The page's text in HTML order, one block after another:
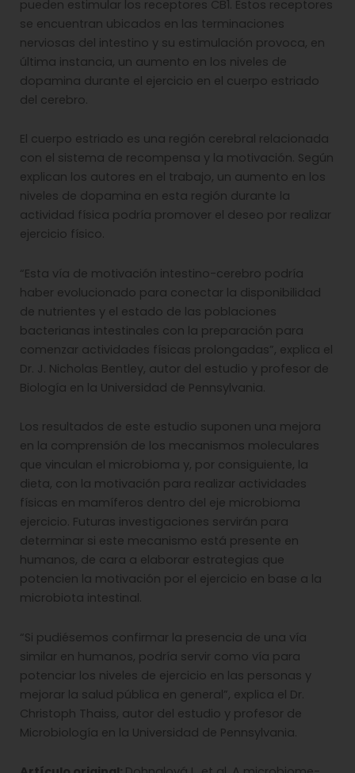
pueden estimular los receptores CB1. Estos receptores
se encuentran ubicados en las terminaciones
nerviosas del intestino y su estimulación provoca, en
última instancia, un aumento en los niveles de
dopamina durante el ejercicio en el cuerpo estriado
del cerebro.
El cuerpo estriado es una región cerebral relacionada
con el sistema de recompensa y la motivación. Según
explican los autores en el trabajo, un aumento en los
niveles de dopamina en esta región durante la
actividad física podría promover el deseo por realizar
ejercicio físico.
“Esta vía de motivación intestino-cerebro podría
haber evolucionado para conectar la disponibilidad
de nutrientes y el estado de las poblaciones
bacterianas intestinales con la preparación para
comenzar actividades físicas prolongadas”, explica el
Dr. J. Nicholas Bentley, autor del estudio y profesor de
Biología en la Universidad de Pennsylvania.
Los resultados de este estudio suponen una mejora
en la comprensión de los mecanismos moleculares
que vinculan el microbioma y, por consiguiente, la
dieta, con la motivación para realizar actividades
físicas en mamíferos dentro del eje microbioma
ejercicio. Futuras investigaciones servirán para
determinar si este mecanismo está presente en
humanos, de cara a elaborar estrategias que
potencien la motivación por el ejercicio en base a la
microbiota intestinal.
“Si pudiésemos confirmar la presencia de una vía
similar en humanos, podría servir como vía para
potenciar los niveles de ejercicio en las personas y
mejorar la salud pública en general”, explica el Dr.
Christoph Thaiss, autor del estudio y profesor de
Microbiología en la Universidad de Pennsylvania.